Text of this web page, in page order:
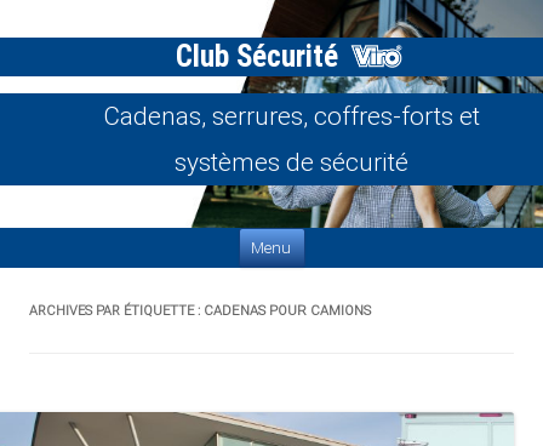
Club Sécurité
Cadenas, serrures, coffres-forts et
systèmes de sécurité
Menu
ARCHIVES PAR ÉTIQUETTE : CADENAS POUR CAMIONS